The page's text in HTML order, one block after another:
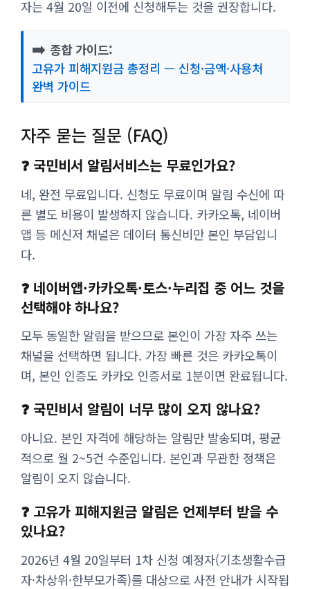
자는 4월 20일 이전에 신청해두는 것을 권장합니다.
➡️ 종합 가이드:
고유가 피해지원금 총정리 — 신청·금액·사용처
완벽 가이드
자주 묻는 질문 (FAQ)
❓ 국민비서 알림서비스는 무료인가요?
네, 완전 무료입니다. 신청도 무료이며 알림 수신에 따
른 별도 비용이 발생하지 않습니다. 카카오톡, 네이버
앱 등 메신저 채널은 데이터 통신비만 본인 부담입니
다.
❓ 네이버앱·카카오톡·토스·누리집 중 어느 것을
선택해야 하나요?
모두 동일한 알림을 받으므로 본인이 가장 자주 쓰는
채널을 선택하면 됩니다. 가장 빠른 것은 카카오톡이
며, 본인 인증도 카카오 인증서로 1분이면 완료됩니다.
❓ 국민비서 알림이 너무 많이 오지 않나요?
아니요. 본인 자격에 해당하는 알림만 발송되며, 평균
적으로 월 2~5건 수준입니다. 본인과 무관한 정책은
알림이 오지 않습니다.
❓ 고유가 피해지원금 알림은 언제부터 받을 수
있나요?
2026년 4월 20일부터 1차 신청 예정자(기초생활수급
자·차상위·한부모가족)를 대상으로 사전 안내가 시작됩